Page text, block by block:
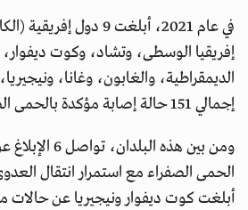
في عام 2021، أبلغت 9 دول
إفريقيا الوسطى، وتشاد، وكوت
الديمقراطية، والغابون، وغانا،
إجمالي 151 حالة إصابة مؤكدة بالحمى الصفراء.
ومن بين هذه
أبلغت كوت ديفوار ونيجيريا عن حالات